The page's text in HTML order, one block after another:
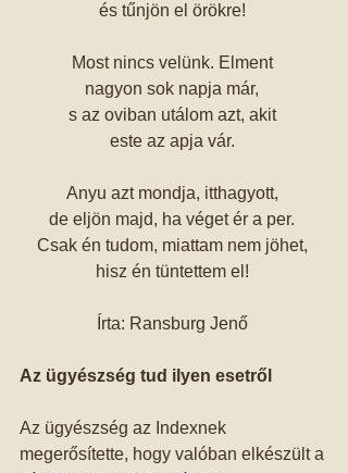
és tűnjön el örökre!
Most nincs velünk. Elment
nagyon sok napja már,
s az oviban utálom azt, akit
este az apja vár.
Anyu azt mondja, itthagyott,
de eljön majd, ha véget ér a per.
Csak én tudom, miattam nem jöhet,
hisz én tüntettem el!
Írta: Ransburg Jenő
Az ügyészség tud ilyen esetről
Az ügyészség az Indexnek
megerősítette, hogy valóban elkészült a